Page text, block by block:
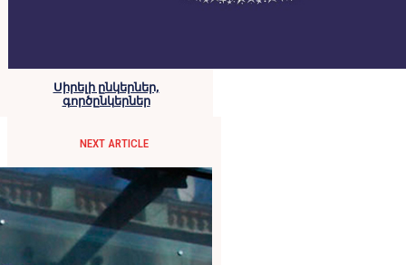
Սիրելի ընկերներ,
գործընկերներ
NEXT ARTICLE